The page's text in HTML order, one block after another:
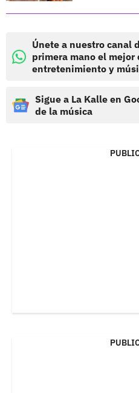
Únete a nuestro canal
primera mano el mejor
entretenimiento y
Sigue a La Kalle en
de la música